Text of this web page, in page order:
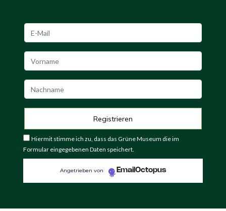
Hiermit stimme ich zu, dass das Grüne Museum die im
Formular eingegebenen Daten speichert.
Angetrieben von EmailOctopus